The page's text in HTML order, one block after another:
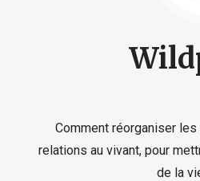
Comment réorganiser
relations au vivant, pour
de la